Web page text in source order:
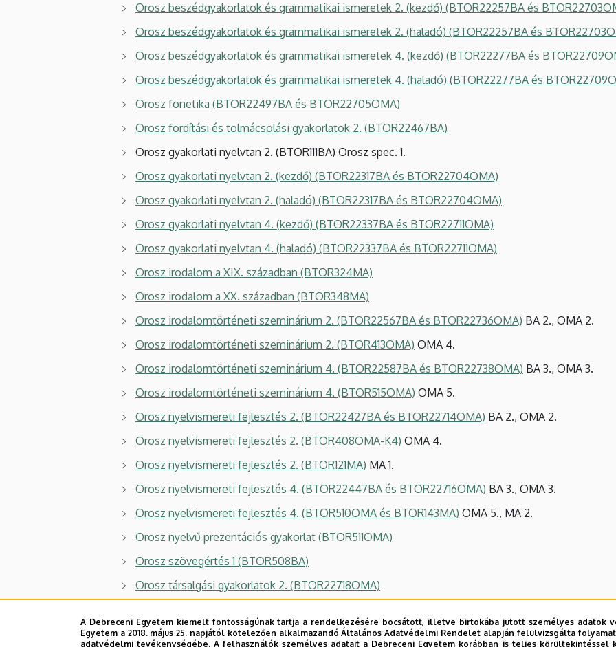
Orosz beszédgyakorlatok és grammatikai ismeretek 2. (kezdő) (BTOR22257BA és
Orosz beszédgyakorlatok és grammatikai ismeretek 2. (haladó) (BTOR22257BA és
Orosz beszédgyakorlatok és grammatikai ismeretek 4. (kezdő) (BTOR22277BA és
Orosz beszédgyakorlatok és grammatikai ismeretek 4. (haladó) (BTOR22277BA és
Orosz fonetika (BTOR22497BA és BTOR22705OMA)
Orosz fordítási és tolmácsolási gyakorlatok 2. (BTOR22467BA)
Orosz gyakorlati nyelvtan 2. (BTOR111BA) Orosz spec. 1.
Orosz gyakorlati nyelvtan 2. (kezdő) (BTOR22317BA és BTOR22704OMA)
Orosz gyakorlati nyelvtan 2. (haladó) (BTOR22317BA és BTOR22704OMA)
Orosz gyakorlati nyelvtan 4. (kezdő) (BTOR22337BA és BTOR22711OMA)
Orosz gyakorlati nyelvtan 4. (haladó) (BTOR22337BA és BTOR22711OMA)
Orosz irodalom a XIX. században (BTOR324MA)
Orosz irodalom a XX. században (BTOR348MA)
Orosz irodalomtörténeti szeminárium 2. (BTOR22567BA és BTOR22736OMA) BA 2., OMA 2.
Orosz irodalomtörténeti szeminárium 2. (BTOR413OMA) OMA 4.
Orosz irodalomtörténeti szeminárium 4. (BTOR22587BA és BTOR22738OMA) BA 3., OMA 3.
Orosz irodalomtörténeti szeminárium 4. (BTOR515OMA) OMA 5.
Orosz nyelvismereti fejlesztés 2. (BTOR22427BA és BTOR22714OMA) BA 2., OMA 2.
Orosz nyelvismereti fejlesztés 2. (BTOR408OMA-K4) OMA 4.
Orosz nyelvismereti fejlesztés 2. (BTOR121MA) MA 1.
Orosz nyelvismereti fejlesztés 4. (BTOR22447BA és BTOR22716OMA) BA 3., OMA 3.
Orosz nyelvismereti fejlesztés 4. (BTOR510OMA és BTOR143MA) OMA 5., MA 2.
Orosz nyelvű prezentációs gyakorlat (BTOR511OMA)
Orosz szövegértés 1 (BTOR508BA)
Orosz társalgási gyakorlatok 2. (BTOR22718OMA)
Oroszországi vizuális kultúra (BTOR427MA)
A Debreceni Egyetem kiemelt fontosságúnak tartja a rendelkezésére bocsátott, illetve birtokába jutott személyes adatok
Egyetem a 2018. május 25. napjától kötelezően alkalmazandó Általános Adatvédelmi Rendelet alapján felülvizsgálta
adatvédelmi tevékenységébe. A felhasználók személyes adatait a Debreceni Egyetem korábban is teljes